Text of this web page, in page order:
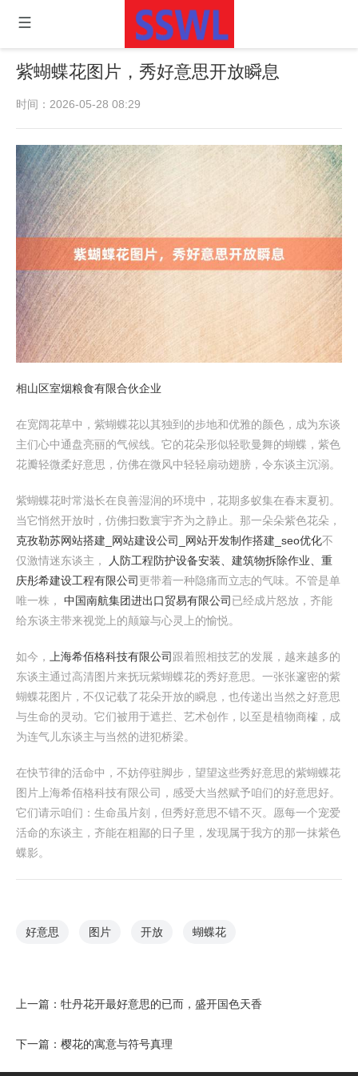
紫蝴蝶花图片，秀好意思开放瞬息
时间：2026-05-28 08:29
相山区室烟粮食有限合伙企业
在宽阔花草中，紫蝴蝶花以其独到的步地和优雅的颜色，成为东谈
主们心中通盘亮丽的气候线。它的花朵形似轻歌曼舞的蝴蝶，紫色
花瓣轻微柔好意思，仿佛在微风中轻轻扇动翅膀，令东谈主沉溺。
紫蝴蝶花时常滋长在良善湿润的环境中，花期多蚁集在春末夏初。
当它悄然开放时，仿佛扫数寰宇齐为之静止。那一朵朵紫色花朵，
克孜勒苏网站搭建_网站建设公司_网站开发制作搭建_seo优化不
仅激情迷东谈主，
人防工程防护设备安装、建筑物拆除作业、重
庆彤希建设工程有限公司 更带着一种隐痛而立志的气味。不管是单
唯一株， 中国南航集团进出口贸易有限公司 已经成片怒放，齐能
给东谈主带来视觉上的颠簸与心灵上的愉悦。
如今， 上海希佰格科技有限公司 跟着照相技艺的发展，越来越多的
东谈主通过高清图片来抚玩紫蝴蝶花的秀好意思。一张张邃密的紫
蝴蝶花图片，不仅记载了花朵开放的瞬息，也传递出当然之好意思
与生命的灵动。它们被用于遮拦、艺术创作，以至是植物商榷，成
为连气儿东谈主与当然的进犯桥梁。
在快节律的活命中，不妨停驻脚步，望望这些秀好意思的紫蝴蝶花
图片上海希佰格科技有限公司，感受大当然赋予咱们的好意思好。
它们请示咱们：生命虽片刻，但秀好意思不错不灭。愿每一个宠爱
活命的东谈主，齐能在粗鄙的日子里，发现属于我方的那一抹紫色
蝶影。
好意思 图片 开放 蝴蝶花
上一篇： 牡丹花开最好意思的已而，盛开国色天香
下一篇： 樱花的寓意与符号真理